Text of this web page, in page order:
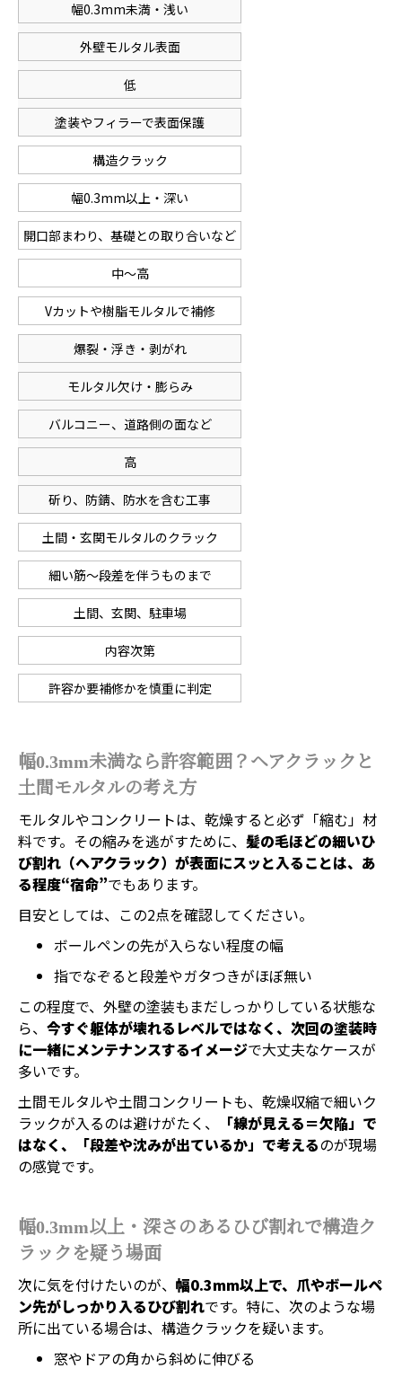
幅0.3mm未満・浅い
外壁モルタル表面
低
塗装やフィラーで表面保護
構造クラック
幅0.3mm以上・深い
開口部まわり、基礎との取り合いなど
中〜高
Vカットや樹脂モルタルで補修
爆裂・浮き・剥がれ
モルタル欠け・膨らみ
バルコニー、道路側の面など
高
斫り、防錆、防水を含む工事
土間・玄関モルタルのクラック
細い筋〜段差を伴うものまで
土間、玄関、駐車場
内容次第
許容か要補修かを慎重に判定
幅0.3mm未満なら許容範囲？ヘアクラックと
土間モルタルの考え方
モルタルやコンクリートは、乾燥すると必ず「縮む」材
料です。その縮みを逃がすために、 髪の毛ほどの細いひ
び割れ（ヘアクラック）が表面にスッと入ることは、あ
る程度“宿命”でもあります。
目安としては、この2点を確認してください。
ボールペンの先が入らない程度の幅
指でなぞると段差やガタつきがほぼ無い
この程度で、外壁の塗装もまだしっかりしている状態な
ら、 今すぐ躯体が壊れるレベルではなく、次回の塗装時
に一緒にメンテナンスするイメージで大丈夫なケースが
多いです。
土間モルタルや土間コンクリートも、乾燥収縮で細いク
ラックが入るのは避けがたく、
「線が見える＝欠陥」で
はなく、「段差や沈みが出ているか」で考えるのが現場
の感覚です。
幅0.3mm以上・深さのあるひび割れで構造ク
ラックを疑う場面
次に気を付けたいのが、 幅0.3mm以上で、爪やボールペ
ン先がしっかり入るひび割れです。特に、次のような場
所に出ている場合は、構造クラックを疑います。
窓やドアの角から斜めに伸びる